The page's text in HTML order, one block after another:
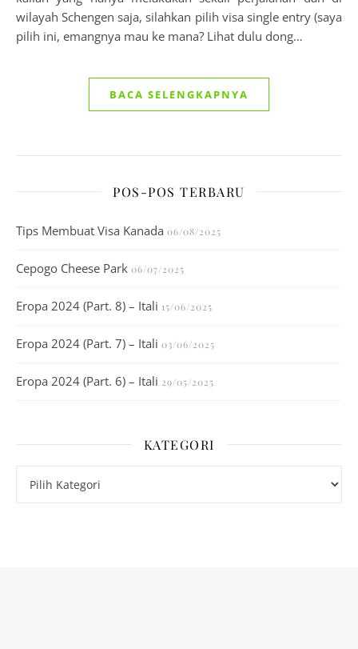
wilayah Schengen saja, silahkan pilih visa single entry (saya
pilih ini, emangnya mau ke mana? Lihat dulu dong…
BACA SELENGKAPNYA
POS-POS TERBARU
Tips Membuat Visa Kanada 06/08/2025
Cepogo Cheese Park 06/07/2025
Eropa 2024 (Part. 8) – Itali 15/06/2025
Eropa 2024 (Part. 7) – Itali 03/06/2025
Eropa 2024 (Part. 6) – Itali 29/05/2025
KATEGORI